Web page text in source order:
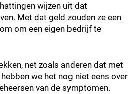
wijzen uit dat
Met dat geld zouden ze een
om een eigen bedrijf te
net zoals anderen dat met
we het nog niet eens over
van de symptomen.